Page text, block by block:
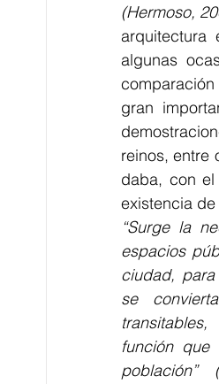
(Hermoso,
algunas
gran
reinos, entre
daba, con
existencia
“Surge la
espacios
ciudad,
se
función que
población”